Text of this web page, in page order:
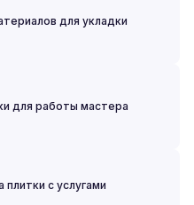
для укладки
для работы мастера
с услугами